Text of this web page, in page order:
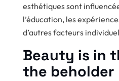
esthétiques sont
l’éducation, les
d’autres facteurs
Beauty is in
the beholder